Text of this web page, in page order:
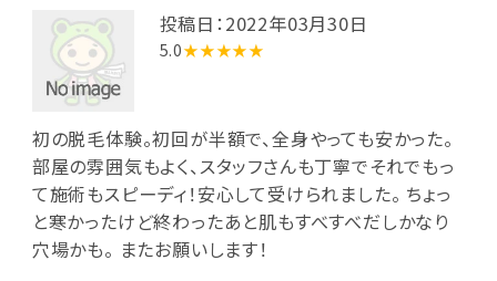
投稿日：2022年03月30日
5.0★★★★★
初の脱毛体験。初回が半額で、全身やっても安かった。
部屋の雰囲気もよく、スタッフさんも丁寧でそれでもっ
て施術もスピーディ！安心して受けられました。 ちょっ
と寒かったけど終わったあと肌もすべすべだしかなり
穴場かも。 またお願いします！